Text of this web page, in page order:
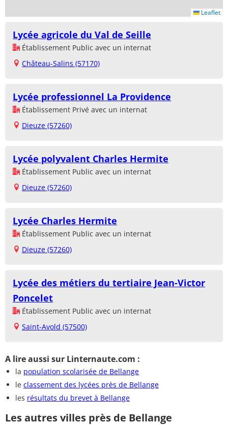
Leaflet
Lycée agricole du Val de Seille
Établissement Public avec un internat
Château-Salins (57170)
Lycée professionnel La Providence
Établissement Privé avec un internat
Dieuze (57260)
Lycée polyvalent Charles Hermite
Établissement Public avec un internat
Dieuze (57260)
Lycée Charles Hermite
Établissement Public avec un internat
Dieuze (57260)
Lycée des métiers du tertiaire Jean-Victor
Poncelet
Établissement Public avec un internat
Saint-Avold (57500)
A lire aussi sur Linternaute.com :
la population scolarisée de Bellange
le classement des lycées près de Bellange
les résultats du brevet à Bellange
Les autres villes près de Bellange